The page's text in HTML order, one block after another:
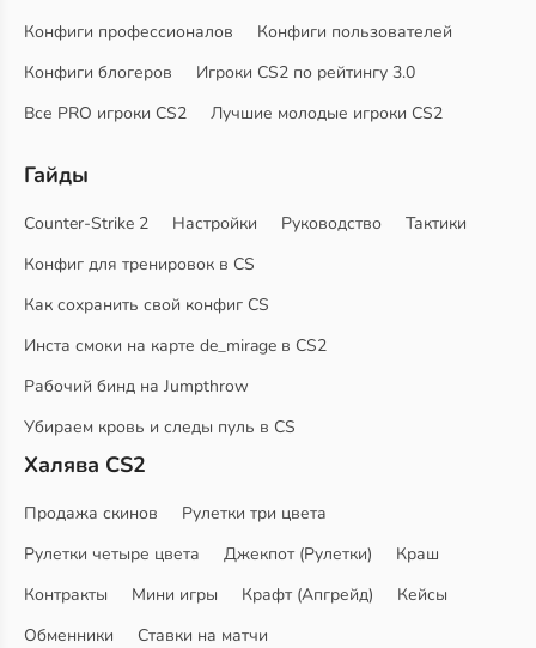
Конфиги профессионалов
Конфиги пользователей
Конфиги блогеров
Игроки CS2 по рейтингу 3.0
Все PRO игроки CS2
Лучшие молодые игроки CS2
Гайды
Counter-Strike 2 Настройки Руководство
Тактики
Конфиг для тренировок в CS
Как сохранить свой конфиг CS
Инста смоки на карте de_mirage в CS2
Рабочий бинд на Jumpthrow
Убираем кровь и следы пуль в CS
Халява CS2
Продажа скинов
Рулетки три цвета
Рулетки четыре цвета
Джекпот (Рулетки)
Краш
Контракты
Мини игры Крафт (Апгрейд)
Кейсы
Обменники
Ставки на матчи